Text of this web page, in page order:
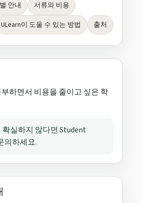
안내
서류와 비용
ULearn이 도울 수 있는 방법 출처
하면서 비용을 줄이고 싶은 학
실하지 않다면 Student
의하세요.